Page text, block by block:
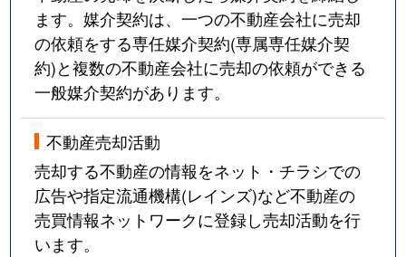
ます。媒介契約は、一つの不動産会社に売却
の依頼をする専任媒介契約(専属専任媒介契
約)と複数の不動産会社に売却の依頼ができる
一般媒介契約があります。
不動産売却活動
売却する不動産の情報をネット・チラシでの
広告や指定流通機構(レインズ)など不動産の
売買情報ネットワークに登録し売却活動を行
います。